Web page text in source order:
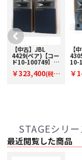
備えています。低音
ンサを備えています
エネルギーをより早
5ウェイ・スピーカー
頑丈な5ウェイ・スピ
ます。
マグネット付きグリル
Stage 2では、磁気的
を極めています。同価
フレアー付き一体型デ
280Fにはフレアー付
フレア設計により、ス
し、出力の詰まりや色
【中古】JBL
4429(ペア)【コー
ド10-100749】ブ
ーカー(ペア)
￥323,400(税
【
10-
タ
￥
STAGEシリー
最近閲覧した商品